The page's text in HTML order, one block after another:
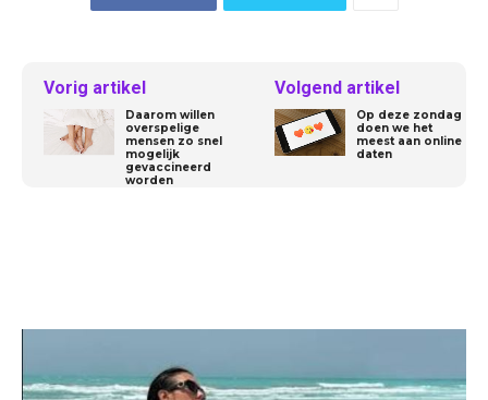
Vorig artikel
Daarom willen
overspelige
mensen zo snel
mogelijk
gevaccineerd
worden
Volgend artikel
Op deze zondag
doen we het
meest aan online
daten